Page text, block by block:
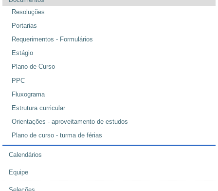
Resoluções
Portarias
Requerimentos - Formulários
Estágio
Plano de Curso
PPC
Fluxograma
Estrutura curricular
Orientações - aproveitamento de estudos
Plano de curso - turma de férias
Calendários
Equipe